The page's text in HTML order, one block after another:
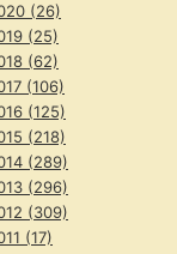
(26)
(25)
(62)
(106)
(125)
(218)
(289)
(296)
(309)
(17)